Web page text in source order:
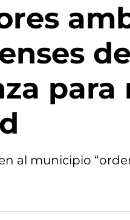
para
al municipio